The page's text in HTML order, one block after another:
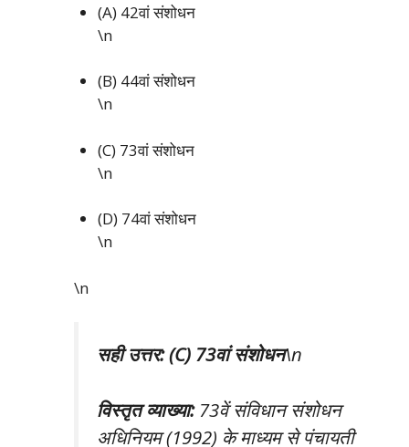
(A) 42वां संशोधन
\n
(B) 44वां संशोधन
\n
(C) 73वां संशोधन
\n
(D) 74वां संशोधन
\n
\n
सही उत्तर: (C) 73वां संशोधन\n
विस्तृत व्याख्या:73वें संविधान संशोधन
अधिनियम (1992) के माध्यम से पंचायती